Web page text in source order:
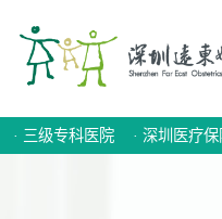
· 三级专科医院 · 深圳医疗